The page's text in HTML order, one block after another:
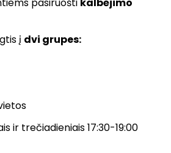
į dvi grupes:
ir trečiadieniais 17:30-19:00